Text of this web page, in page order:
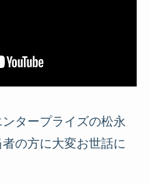
タープライズの松永
の方に大変お世話に